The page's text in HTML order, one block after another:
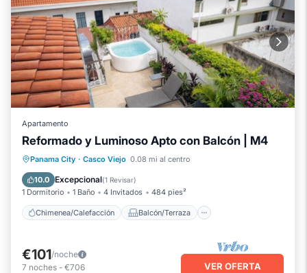
Apartamento
Reformado y Luminoso Apto con Balcón | M4
Panama City · Casco Viejo 0.08 mi al centro
10.0 Excepcional(1 Revisar)
1 Dormitorio 1 Baño 4 Invitados 484 pies²
Chimenea/Calefacción Balcón/Terraza
Chimenea/Calefacción
Balcón/Terraza
Se admiten mascotas
€101/noche
7 noches - €706 VER OFERTA